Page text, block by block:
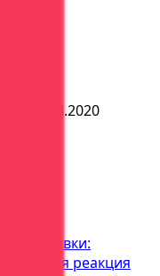
от 05.03.2020
кодировки:
реакция